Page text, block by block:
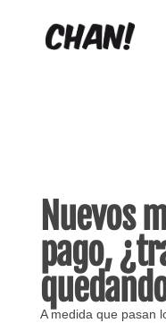
Nuevos
pago,
A medida que pasan